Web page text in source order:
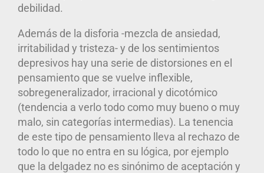
debilidad.
Además de la disforia -mezcla de ansiedad,
irritabilidad y tristeza- y de los sentimientos
depresivos hay una serie de distorsiones en el
pensamiento que se vuelve inflexible,
sobregeneralizador, irracional y dicotómico
(tendencia a verlo todo como muy bueno o muy
malo, sin categorías intermedias). La tenencia
de este tipo de pensamiento lleva al rechazo de
todo lo que no entra en su lógica, por ejemplo
que la delgadez no es sinónimo de aceptación y